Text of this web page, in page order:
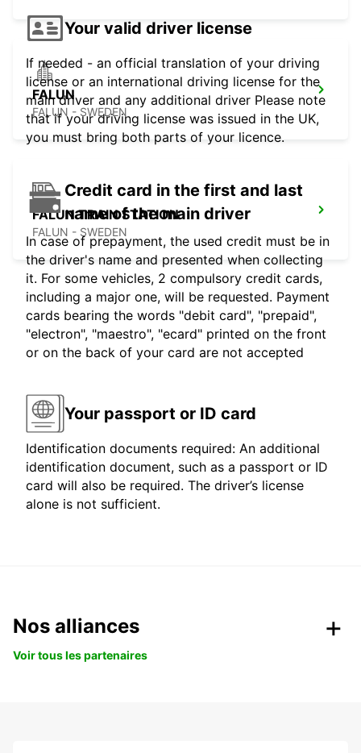
FALUN
FALUN - SWEDEN
FALUN TRAIN STATION
FALUN - SWEDEN
Your valid driver license
If needed - an official translation of your driving
license or an international driving license for the
main driver and any additional driver Please note
that if your driving license was issued in the UK,
you must bring both parts of your licence.
Credit card in the first and last
name of the main driver
In case of prepayment, the used credit must be in
the driver's name and presented when collecting
it. For some vehicles, 2 compulsory credit cards,
including a major one, will be requested. Payment
cards bearing the words "debit card", "prepaid",
"electron", "maestro", "ecard" printed on the front
or on the back of your card are not accepted
Your passport or ID card
Identification documents required: An additional
identification document, such as a passport or ID
card will also be required. The driver’s license
alone is not sufficient.
Nos alliances
Voir tous les partenaires